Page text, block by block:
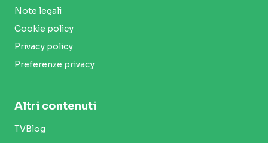
Note legali
Cookie policy
Privacy policy
Preferenze privacy
Altri contenuti
TVBlog